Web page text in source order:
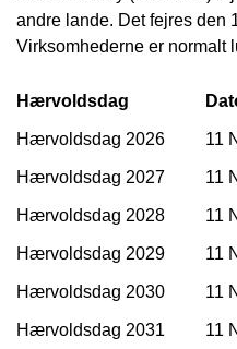
andre lande. Det fejres den
Virksomhederne er normalt
Hærvoldsdag
Hærvoldsdag 2026 11
Hærvoldsdag 2027 11
Hærvoldsdag 2028 11
Hærvoldsdag 2029 11
Hærvoldsdag 2030 11
Hærvoldsdag 2031 11